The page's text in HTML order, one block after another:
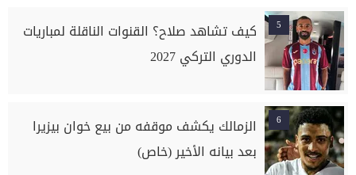
5
كيف تشاهد صلاح؟ القنوات الناقلة لمباريات
الدوري التركي 2027
6
الزمالك يكشف موقفه من بيع خوان بيزيرا
بعد بيانه الأخير (خاص)